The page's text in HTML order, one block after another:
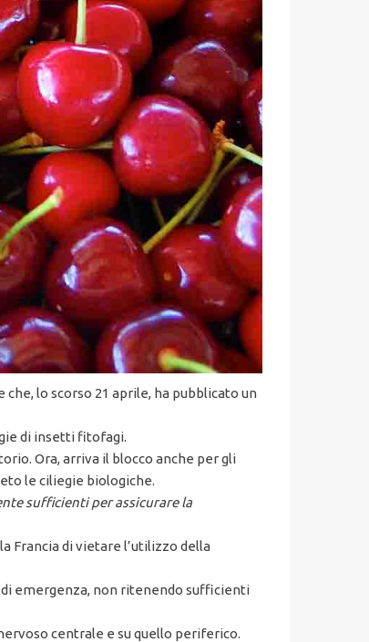
che, lo scorso 21 aprile, ha pubblicato un
di insetti fitofagi.
Ora, arriva il blocco anche per gli
le ciliegie biologiche.
sufficienti per assicurare la
Francia di vietare l’utilizzo della
di emergenza, non ritenendo sufficienti
centrale e su quello periferico.